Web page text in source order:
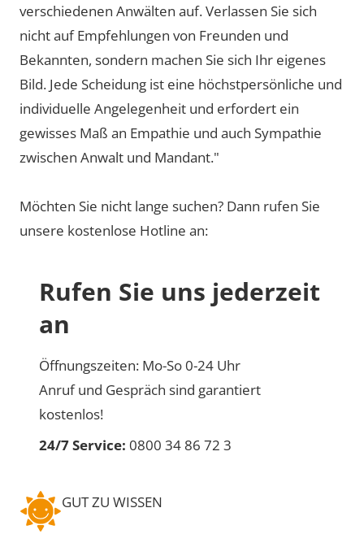
verschiedenen Anwälten auf. Verlassen Sie sich
nicht auf Empfehlungen von Freunden und
Bekannten, sondern machen Sie sich Ihr eigenes
Bild. Jede Scheidung ist eine höchstpersönliche und
individuelle Angelegenheit und erfordert ein
gewisses Maß an Empathie und auch Sympathie
zwischen Anwalt und Mandant."
Möchten Sie nicht lange suchen? Dann rufen Sie
unsere kostenlose Hotline an:
Rufen Sie uns jederzeit
an
Öffnungszeiten: Mo-So 0-24 Uhr
Anruf und Gespräch sind garantiert
kostenlos!
24/7 Service: 0800 34 86 72 3
GUT ZU WISSEN